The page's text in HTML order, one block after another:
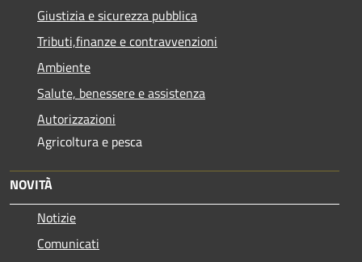
Giustizia e sicurezza pubblica
Tributi,finanze e contravvenzioni
Ambiente
Salute, benessere e assistenza
Autorizzazioni
Agricoltura e pesca
NOVITÀ
Notizie
Comunicati